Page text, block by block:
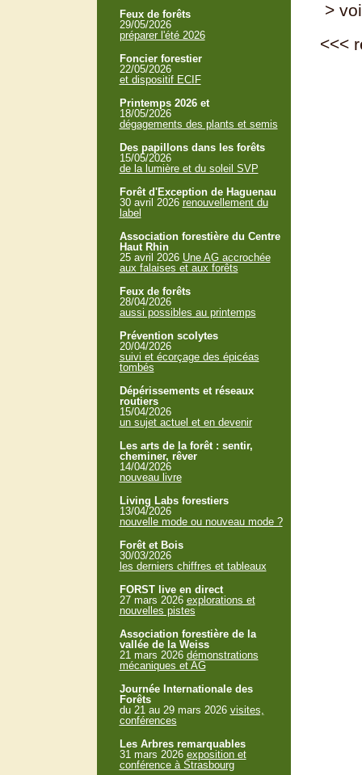
>
<<<
Feux de forêts
29/05/2026
préparer l'été 2026
Foncier forestier
22/05/2026
et dispositif ECIF
Printemps 2026 et
18/05/2026
dégagements des plants et semis
Des papillons dans les forêts
15/05/2026
de la lumière et du soleil SVP
Forêt d'Exception de Haguenau
30 avril 2026 renouvellement du
label
Association forestière du Centre
Haut Rhin
25 avril 2026 Une AG accrochée
aux falaises et aux forêts
Feux de forêts
28/04/2026
aussi possibles au printemps
Prévention scolytes
20/04/2026
suivi et écorçage des épicéas
tombés
Dépérissements et réseaux
routiers
15/04/2026
un sujet actuel et en devenir
Les arts de la forêt : sentir,
cheminer, rêver
14/04/2026
nouveau livre
Living Labs forestiers
13/04/2026
nouvelle mode ou nouveau mode ?
Forêt et Bois
30/03/2026
les derniers chiffres et tableaux
FORST live en direct
27 mars 2026 explorations et
nouvelles pistes
Association forestière de la
vallée de la Weiss
21 mars 2026 démonstrations
mécaniques et AG
Journée Internationale des
Forêts
du 21 au 29 mars 2026 visites,
conférences
Les Arbres remarquables
31 mars 2026 exposition et
conférence à Strasbourg